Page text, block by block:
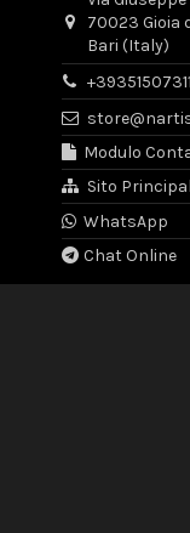
70023 Gioia
Bari (Italy)
Modulo
Sito
WhatsApp
Chat Online